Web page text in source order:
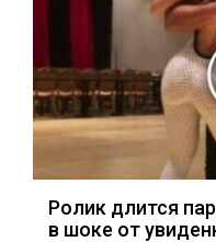
Ролик длится
в шоке от